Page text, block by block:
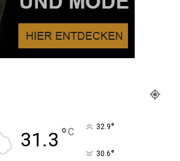
31.3 °C 32.9°
30.6°